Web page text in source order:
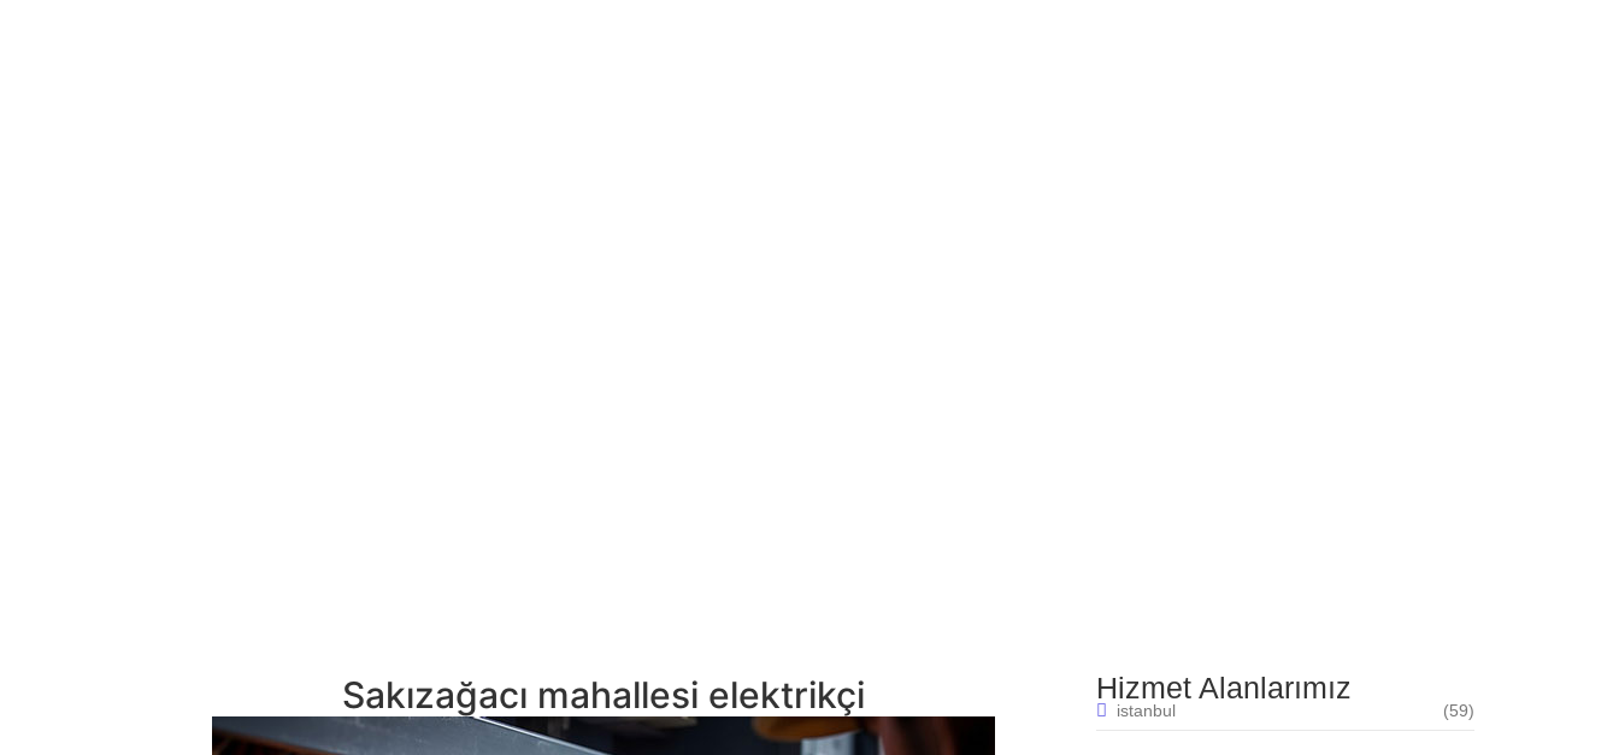
Sakızağacı mahallesi elektrikçi Hizmet Alanlarımız
istanbul (59)